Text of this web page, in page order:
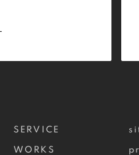
SERVICE
WORKS